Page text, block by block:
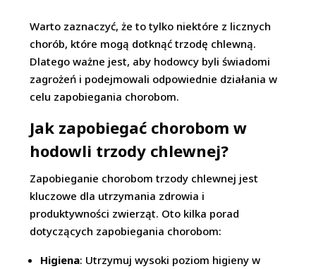
Warto zaznaczyć, że to tylko niektóre z licznych
chorób, które mogą dotknąć trzodę chlewną.
Dlatego ważne jest, aby hodowcy byli świadomi
zagrożeń i podejmowali odpowiednie działania w
celu zapobiegania chorobom.
Jak zapobiegać chorobom w
hodowli trzody chlewnej?
Zapobieganie chorobom trzody chlewnej jest
kluczowe dla utrzymania zdrowia i
produktywności zwierząt. Oto kilka porad
dotyczących zapobiegania chorobom:
Higiena: Utrzymuj wysoki poziom higieny w